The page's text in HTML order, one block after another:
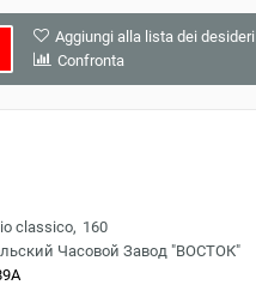
Aggiungi alla lista dei desideri
Confronta
classico
160
Часовой Завод "ВОСТОК"